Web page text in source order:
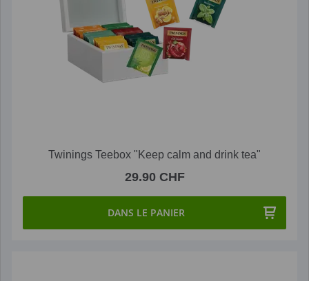
Twinings Teebox "Keep calm and drink tea"
29.90 CHF
DANS LE PANIER